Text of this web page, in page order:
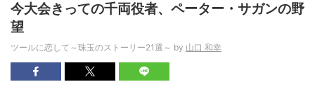
今大会きっての千両役者、ペーター・サガンの野
望
ツールに恋して～珠玉のストーリー21選～ by 山口 和幸